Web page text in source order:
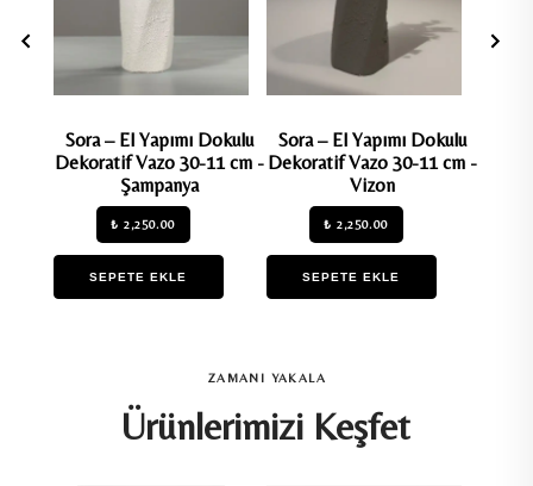
Sora – El Yapımı Dokulu
Dekoratif Vazo 30-11 cm -
Şampanya
₺ 2,250.00
SEPETE EKLE
Sora – El Yapımı Dokulu
Dekoratif Vazo 30-11 cm -
Vizon
₺ 2,250.00
SEPETE EKLE
ZAMANI YAKALA
Ürünlerimizi Keşfet